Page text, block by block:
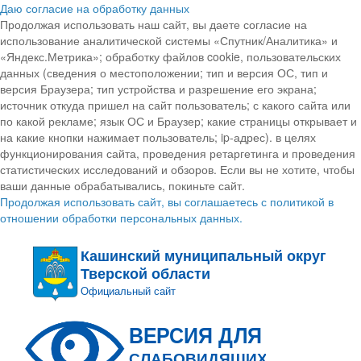
Даю согласие на обработку данных
Продолжая использовать наш сайт, вы даете согласие на
использование аналитической системы «Спутник/Аналитика» и
«Яндекс.Метрика»; обработку файлов cookie, пользовательских
данных (сведения о местоположении; тип и версия ОС, тип и
версия Браузера; тип устройства и разрешение его экрана;
источник откуда пришел на сайт пользователь; с какого сайта или
по какой рекламе; язык ОС и Браузер; какие страницы открывает и
на какие кнопки нажимает пользователь; ip-адрес). в целях
функционирования сайта, проведения ретаргетинга и проведения
статистических исследований и обзоров. Если вы не хотите, чтобы
ваши данные обрабатывались, покиньте сайт.
Продолжая использовать сайт, вы соглашаетесь с политикой в
отношении обработки персональных данных.